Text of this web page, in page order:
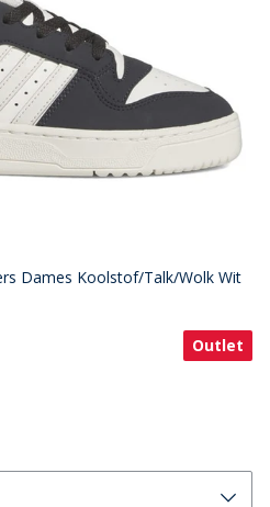
Dames Koolstof/Talk/Wolk Wit
Outlet